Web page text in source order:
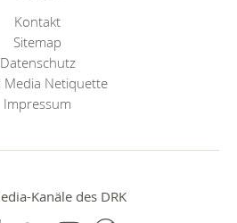
Kontakt
Sitemap
Datenschutz
Media Netiquette
Impressum
Kanäle des DRK